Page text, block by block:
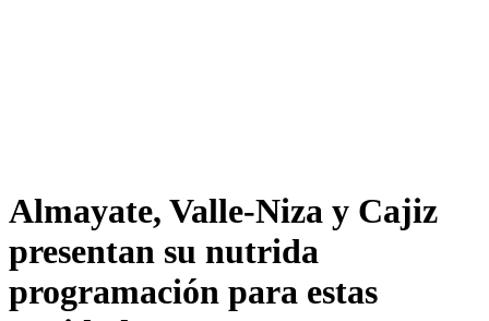
Almayate, Valle-Niza y Cajiz
presentan su nutrida
programación para estas